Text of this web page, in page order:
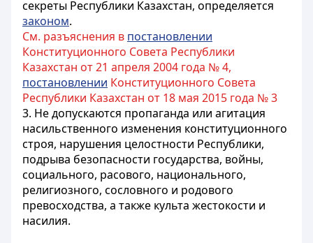
секреты Республики Казахстан, определяется
законом.
См. разъяснения в постановлении
Конституционного Совета Республики
Казахстан от 21 апреля 2004 года № 4,
постановлении Конституционного Совета
Республики Казахстан от 18 мая 2015 года № 3
3. Не допускаются пропаганда или агитация
насильственного изменения конституционного
строя, нарушения целостности Республики,
подрыва безопасности государства, войны,
социального, расового, национального,
религиозного, сословного и родового
превосходства, а также культа жестокости и
насилия.